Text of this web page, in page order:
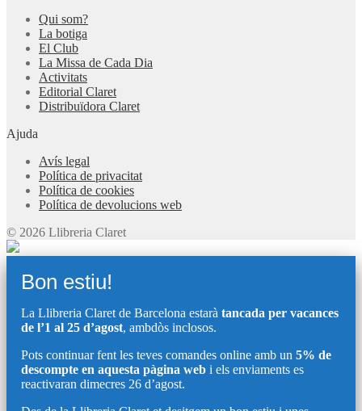
Qui som?
La botiga
El Club
La Missa de Cada Dia
Activitats
Editorial Claret
Distribuïdora Claret
Ajuda
Avís legal
Política de privacitat
Política de cookies
Política de devolucions web
© 2026 Llibreria Claret
Bon estiu!
La Llibreria Claret de Barcelona estarà tancada per vacances
de l’1 al 25 d’agost, ambdòs inclosos.
Pots continuar fent les teves comandes online amb un 5% de
descompte en aquesta pàgina web i els enviaments es
reactivaran dimecres 26 d’agost.